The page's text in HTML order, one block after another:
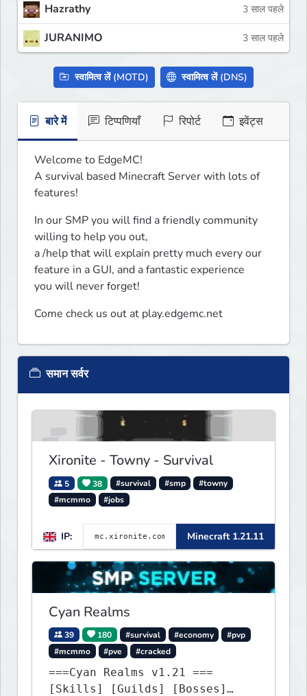
Hazrathy 3 साल पहले
JURANIMO 3 साल पहले
स्वामित्व लें (MOTD) स्वामित्व लें (DNS)
बारे में टिप्पणियाँ रिपोर्ट इवेंट्स
Welcome to EdgeMC!
A survival based Minecraft Server with lots of
features!
In our SMP you will find a friendly community
willing to help you out,
a /help ﻿that will explain pretty much every our
feature in a GUI, and a fantastic experience
you will never forget!
Come check us out at play.edgemc.net
समान सर्वर
Xironite - Towny - Survival
5 38 #survival #smp
#towny
#mcmmo
#jobs
IP: Minecraft 1.21.11
Cyan Realms
39 180 #survival #economy
#pvp
#mcmmo
#pve #cracked
===Cyan Realms v1.21 ===
[Skills] [Guilds] [Bosses]